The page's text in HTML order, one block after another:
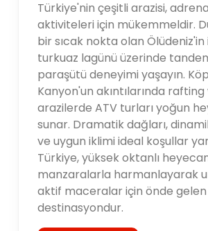
Türkiye'nin çeşitli arazisi,
aktiviteleri için mükemmeldir.
bir sıcak nokta olan Ölüdeniz'in
turkuaz lagünü üzerinde
paraşütü deneyimi yaşayın.
Kanyon'un akıntılarında
arazilerde ATV turları yoğun
sunar. Dramatik dağları,
ve uygun iklimi ideal koşullar
Türkiye, yüksek oktanlı
manzaralarla harmanlayarak
aktif maceralar için önde
destinasyondur.